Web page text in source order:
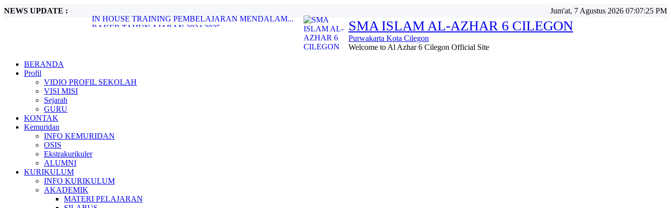
NEWS UPDATE :
IN HOUSE TRAINING PEMBELAJARAN MENDALAM...
RAKER TAHUN AJARAN 2024 2025...
Juara 1 Hifdzhil Quran 5 Juz...
Jum'at, 7 Agustus 2026 07:07:26 PM
SMA ISLAM AL-AZHAR 6 CILEGON
Purwakarta Kota Cilegon
Welcome to Al Azhar 6 Cilegon Official Site
BERANDA
Profil
VIDIO PROFIL SEKOLAH
VISI MISI
Sejarah
GURU
KONTAK
Kemuridan
INFO KEMURIDAN
OSIS
Ekstrakurikuler
ALUMNI
KURIKULUM
INFO KURIKULUM
AKADEMIK
MATERI PELAJARAN